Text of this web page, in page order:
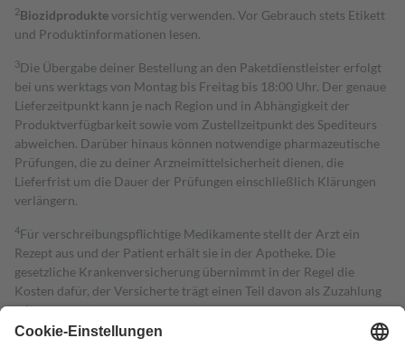
2Biozidproduktevorsichtig verwenden. Vor Gebrauch stets Etikett
und Produktinformationen lesen.
3Die Übergabe deiner Bestellung an den Paketdienstleister erfolgt
bei uns werktags von Montag bis Freitag bis 18:00 Uhr. Der genaue
Lieferzeitpunkt kann je nach Region und in Abhängigkeit der
Produktverfügbarkeit sowie vom Zustellzeitpunkt des Spediteurs
abweichen. Darüber hinaus können notwendige pharmazeutische
Prüfungen, die zu deiner Arzneimittelsicherheit dienen, die
Lieferfrist um die Dauer der Prüfungen einschließlich Klärungen
verlängern.
4Für verschreibungspflichtige Medikamente stellt der Arzt ein
Rezept aus und der Patient erhält sie in der Apotheke. Die
gesetzliche Krankenversicherung übernimmt in der Regel die
Kosten dafür, der Versicherte trägt einen Teil davon als Zuzahlung
mit.
Grundsätzlich leisten Mitglieder Zuzahlungen in Höhe von zehn